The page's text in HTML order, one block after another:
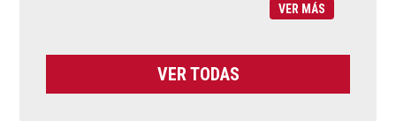
VER MÁS
VER TODAS